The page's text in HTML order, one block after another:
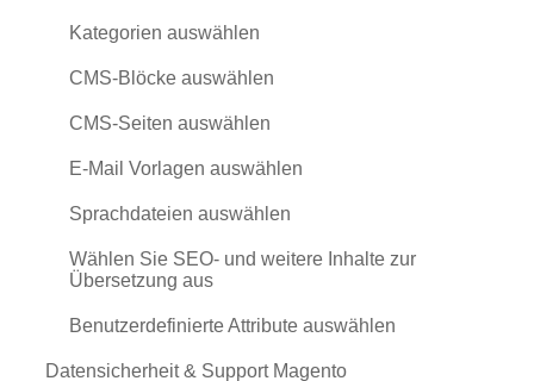
Kategorien auswählen
CMS-Blöcke auswählen
CMS-Seiten auswählen
E-Mail Vorlagen auswählen
Sprachdateien auswählen
Wählen Sie SEO- und weitere Inhalte zur
Übersetzung aus
Benutzerdefinierte Attribute auswählen
Datensicherheit & Support Magento